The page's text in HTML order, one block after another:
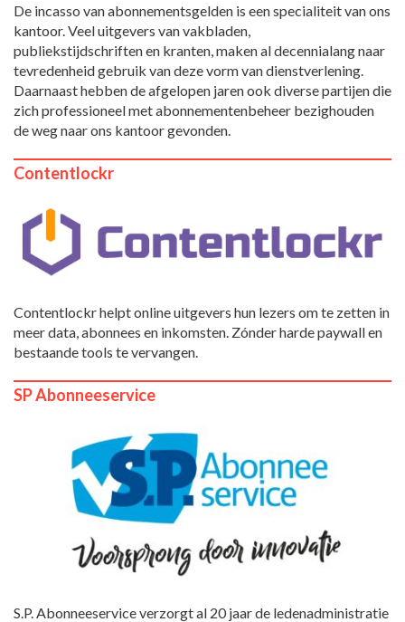
De incasso van abonnementsgelden is een specialiteit van ons
kantoor. Veel uitgevers van vakbladen,
publiekstijdschriften en kranten, maken al decennialang naar
tevredenheid gebruik van deze vorm van dienstverlening.
Daarnaast hebben de afgelopen jaren ook diverse partijen die
zich professioneel met abonnementenbeheer bezighouden
de weg naar ons kantoor gevonden.
Contentlockr
Contentlockr helpt online uitgevers hun lezers om te zetten in
meer data, abonnees en inkomsten. Zónder harde paywall en
bestaande tools te vervangen.
SP Abonneeservice
S.P. Abonneeservice verzorgt al 20 jaar de ledenadministratie